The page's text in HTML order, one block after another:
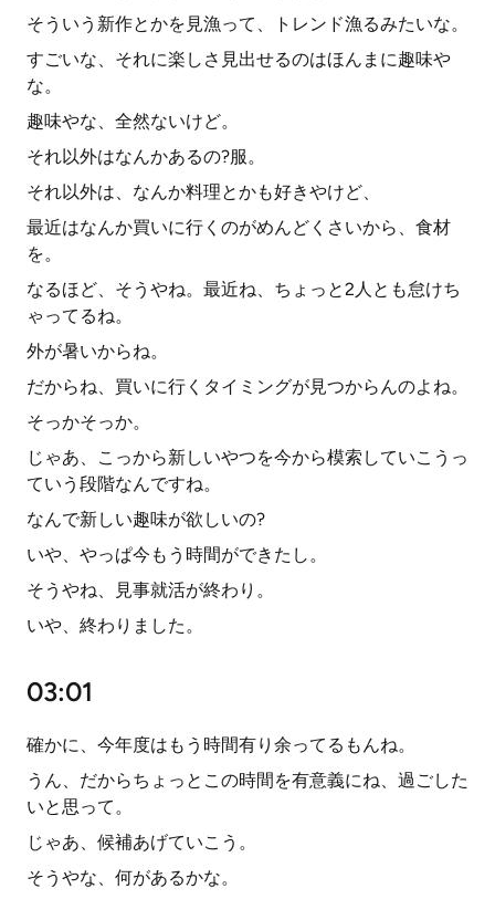
そういう新作とかを見漁って、トレンド漁るみたいな。
すごいな、それに楽しさ見出せるのはほんまに趣味や
な。
趣味やな、全然ないけど。
それ以外はなんかあるの?服。
それ以外は、なんか料理とかも好きやけど、
最近はなんか買いに行くのがめんどくさいから、食材
を。
なるほど、そうやね。最近ね、ちょっと2人とも怠けち
ゃってるね。
外が暑いからね。
だからね、買いに行くタイミングが見つからんのよね。
そっかそっか。
じゃあ、こっから新しいやつを今から模索していこうっ
ていう段階なんですね。
なんで新しい趣味が欲しいの?
いや、やっぱ今もう時間ができたし。
そうやね、見事就活が終わり。
いや、終わりました。
03:01
確かに、今年度はもう時間有り余ってるもんね。
うん、だからちょっとこの時間を有意義にね、過ごした
いと思って。
じゃあ、候補あげていこう。
そうやな、何があるかな。